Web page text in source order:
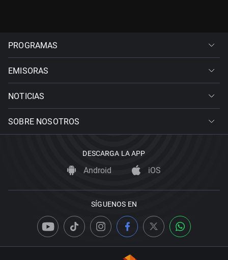
PROGRAMAS
EMISORAS
NOTICIAS
SOBRE NOSOTROS
DESCARGA LA APP
Android iOS
SÍGUENOS EN